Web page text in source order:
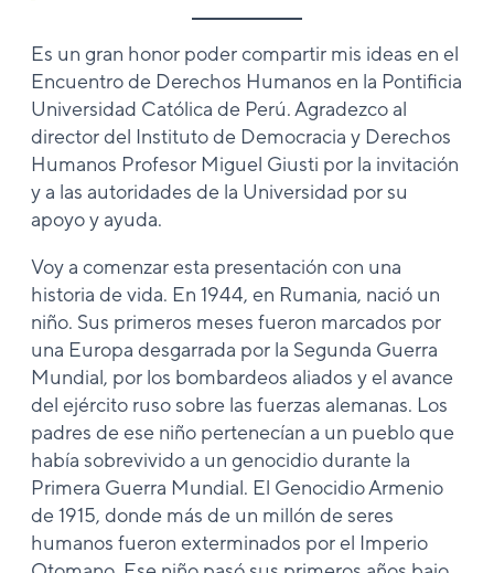
Es un gran honor poder compartir mis ideas en el
Encuentro de Derechos Humanos en la Pontificia
Universidad Católica de Perú. Agradezco al
director del Instituto de Democracia y Derechos
Humanos Profesor Miguel Giusti por la invitación
y a las autoridades de la Universidad por su
apoyo y ayuda.
Voy a comenzar esta presentación con una
historia de vida. En 1944, en Rumania, nació un
niño. Sus primeros meses fueron marcados por
una Europa desgarrada por la Segunda Guerra
Mundial, por los bombardeos aliados y el avance
del ejército ruso sobre las fuerzas alemanas. Los
padres de ese niño pertenecían a un pueblo que
había sobrevivido a un genocidio durante la
Primera Guerra Mundial. El Genocidio Armenio
de 1915, donde más de un millón de seres
humanos fueron exterminados por el Imperio